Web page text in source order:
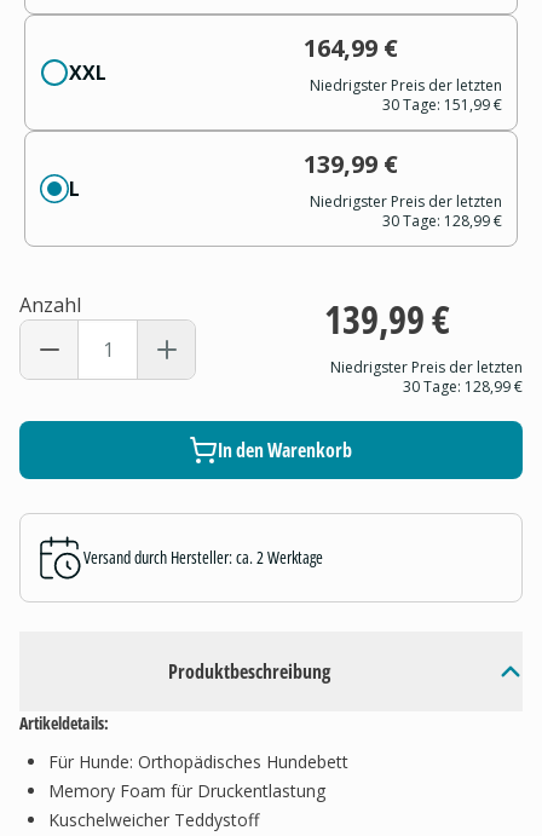
Produktbeschreibung
Artikeldetails:
Für Hunde: Orthopädisches Hundebett
Memory Foam für Druckentlastung
Kuschelweicher Teddystoff
XXL
164,99 €
Niedrigster Preis der letzten
30 Tage: 151,99 €
L
139,99 €
Niedrigster Preis der letzten
30 Tage: 128,99 €
Anzahl 139,99 €
Niedrigster Preis der letzten
30 Tage: 128,99 €
In den Warenkorb
Versand durch Hersteller: ca. 2 Werktage